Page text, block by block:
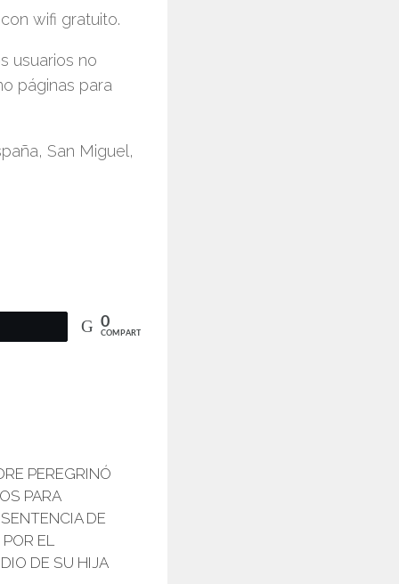
wifi gratuito.
usuarios no
páginas para
San Miguel,
0
COMPARTIR
PEREGRINÓ
PARA
DE
EL
DE SU HIJA